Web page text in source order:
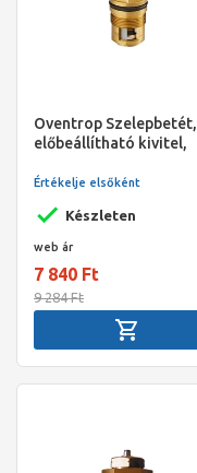
Oventrop Szelepbetét,
előbeállítható kivitel,
DN10-20, M30x1,5
Készleten
Értékelje elsőként
web ár
7 840 Ft
9 284 Ft